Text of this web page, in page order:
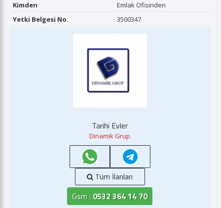
Kimden
Emlak Ofisinden
Yetki Belgesi No.
3500347
Tarihi Evler
Dinamik Grup
Tüm İlanları
Gsm :0532 364 14 70